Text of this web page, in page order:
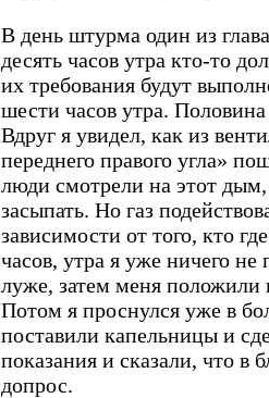
В день штурма один из
десять часов утра кто-то
их требования будут
шести часов утра.
Вдруг я увидел, как из
переднего правого угла»
люди смотрели на этот
засыпать. Но газ
зависимости от того, кто
часов, утра я уже ничего
луже, затем меня положили
Потом я проснулся уже в
поставили капельницы и
показания и сказали, что в
допрос.